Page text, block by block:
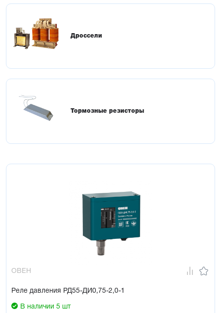
Дроссели
Тормозные резисторы
ОВЕН
Реле давления РД55-ДИ0,75-2,0-1
В наличии 5 шт